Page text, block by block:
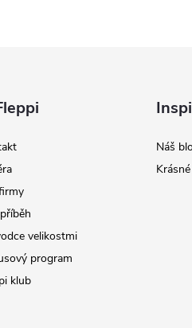
velikostmi
program
klub
Náš